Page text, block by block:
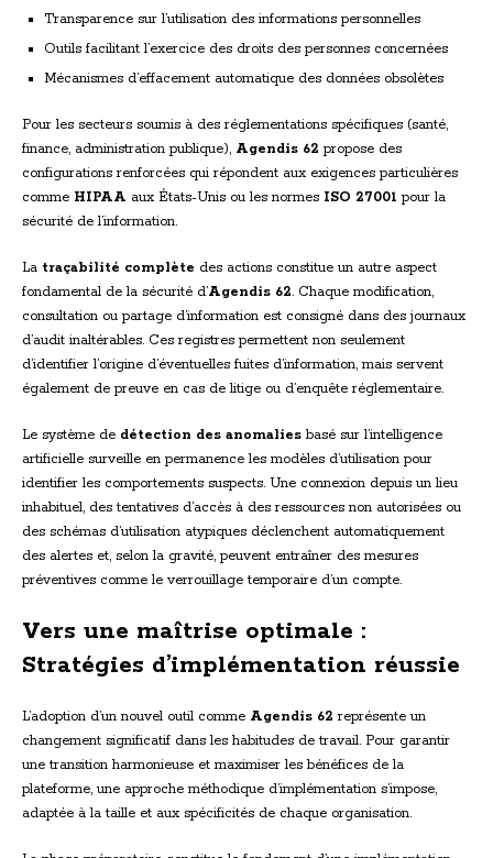
Transparence sur l’utilisation des informations personnelles
Outils facilitant l’exercice des droits des personnes concernées
Mécanismes d’effacement automatique des données obsolètes
Pour les secteurs soumis à des réglementations spécifiques (santé,
finance, administration publique), Agendis 62 propose des
configurations renforcées qui répondent aux exigences particulières
comme HIPAA aux États-Unis ou les normes ISO 27001 pour la
sécurité de l’information.
La traçabilité complète des actions constitue un autre aspect
fondamental de la sécurité d’Agendis 62. Chaque modification,
consultation ou partage d’information est consigné dans des journaux
d’audit inaltérables. Ces registres permettent non seulement
d’identifier l’origine d’éventuelles fuites d’information, mais servent
également de preuve en cas de litige ou d’enquête réglementaire.
Le système de détection des anomalies basé sur l’intelligence
artificielle surveille en permanence les modèles d’utilisation pour
identifier les comportements suspects. Une connexion depuis un lieu
inhabituel, des tentatives d’accès à des ressources non autorisées ou
des schémas d’utilisation atypiques déclenchent automatiquement
des alertes et, selon la gravité, peuvent entraîner des mesures
préventives comme le verrouillage temporaire d’un compte.
Vers une maîtrise optimale :
Stratégies d’implémentation réussie
L’adoption d’un nouvel outil comme Agendis 62 représente un
changement significatif dans les habitudes de travail. Pour garantir
une transition harmonieuse et maximiser les bénéfices de la
plateforme, une approche méthodique d’implémentation s’impose,
adaptée à la taille et aux spécificités de chaque organisation.